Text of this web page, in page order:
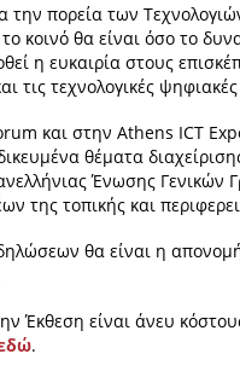
την πορεία των
κοινό θα είναι όσο το
η ευκαιρία στους
τις τεχνολογικές
και στην Athens ICT
θέματα
Ένωσης Γενικών
της τοπικής και
θα είναι η
Έκθεση είναι άνευ
.